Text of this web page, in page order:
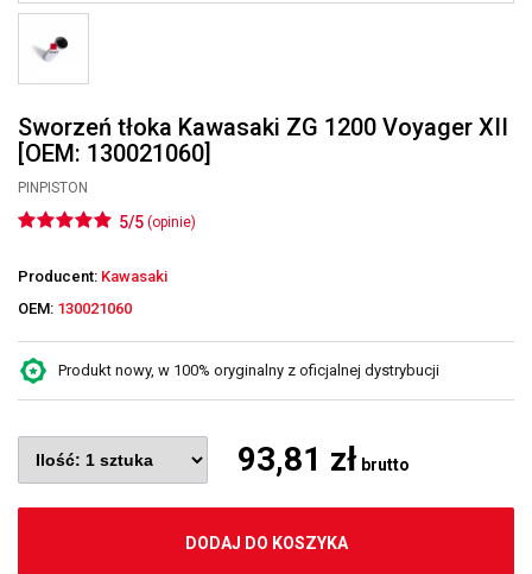
Sworzeń tłoka Kawasaki ZG 1200 Voyager XII
[OEM: 130021060]
PINPISTON
5/5 (opinie)
Producent: Kawasaki
OEM: 130021060
Produkt nowy, w 100% oryginalny z oficjalnej dystrybucji
93,81 zł brutto
DODAJ DO KOSZYKA